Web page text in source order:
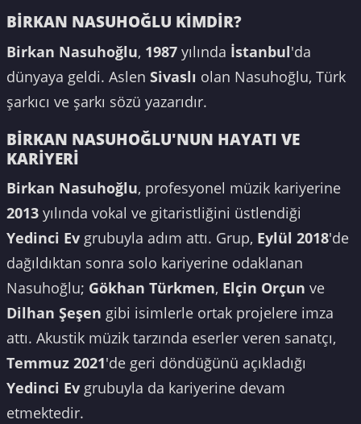
BİRKAN NASUHOĞLU KİMDİR?
Birkan Nasuhoğlu, 1987 yılında İstanbul'da
dünyaya geldi. Aslen Sivaslı olan Nasuhoğlu, Türk
şarkıcı ve şarkı sözü yazarıdır.
BİRKAN NASUHOĞLU'NUN HAYATI VE
KARİYERİ
Birkan Nasuhoğlu, profesyonel müzik kariyerine
2013 yılında vokal ve gitaristliğini üstlendiği
Yedinci Ev grubuyla adım attı. Grup, Eylül 2018'de
dağıldıktan sonra solo kariyerine odaklanan
Nasuhoğlu; Gökhan Türkmen, Elçin Orçun ve
Dilhan Şeşen gibi isimlerle ortak projelere imza
attı. Akustik müzik tarzında eserler veren sanatçı,
Temmuz 2021'de geri döndüğünü açıkladığı
Yedinci Ev grubuyla da kariyerine devam
etmektedir.